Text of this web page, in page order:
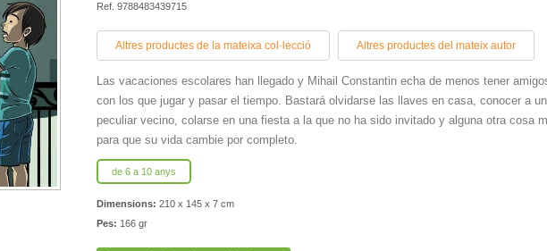
Ref. 9788483439715
Altres productes de la mateixa col·lecció Altres productes del mateix autor
Las vacaciones escolares han llegado y Mihail Constantin echa de menos tener
con los que jugar y pasar el tiempo. Bastará olvidarse las llaves en casa, conocer a un
peculiar vecino, colarse en una fiesta a la que no ha sido invitado y alguna otra cosa
para que su vida cambie por completo.
de 6 a 10 anys
Dimensions: 210 x 145 x 7 cm
Pes: 166 gr